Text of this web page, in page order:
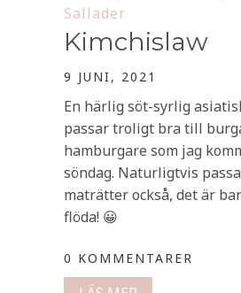
Sallader
Kimchislaw
9 JUNI, 2021
En härlig söt-syrlig
passar troligt bra till
hamburgare som jag
söndag. Naturligtvis
maträtter också, det är
flöda! 😀
0 KOMMENTARER